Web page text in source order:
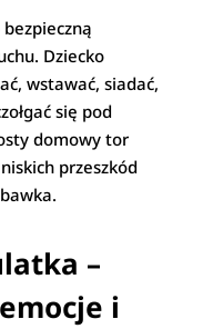
Dziecko
wstawać, siadać,
się pod
domowy tor
przeszkód
–
i